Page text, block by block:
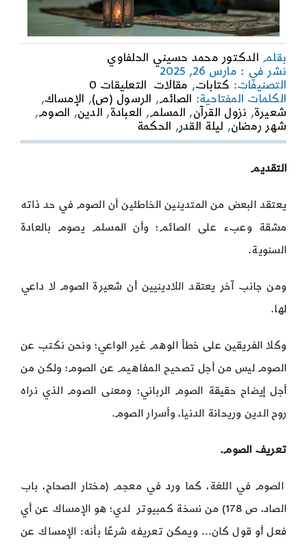
بقلم الدكتور محمد حسيني الحلفاوي
نشر في : مارس 26, 2025
التصنيفات: كتابات, مقالات التعليقات 0
الصوم
روح
وريحانة
الكلمات المفتاحية: الصائم, الرسول (ص), الإمساك,
شعيرة, نزول القرآن, المسلم, العبادة, الدين, الصوم,
شهر رمضان, ليلة القدر, الحكمة
التقديم
يعتقد البعض من المتدينين الخاطئين أن الصوم في حد ذاته
مشقة وعبء على الصائم؛ وأن المسلم يصوم بالعادة
السنوية.
ومن جانب آخر يعتقد اللادينيين أن شعيرة الصوم لا داعي
لها.
وكلا الفريقين على خطأ الوهم غير الواعي؛ ونحن نكتب عن
الصوم ليس من أجل تصحيح المفاهيم عن الصوم؛ ولكن من
أجل إيضاح حقيقة الصوم الرباني؛ ومعنى الصوم الذي نراه
روح الدين وريحانة الدنيا، وأسرار الصوم.
تعريف الصوم.
الصوم في اللغة، كما ورد في معجم (مختار الصحاح، باب
الصاد، ص 178) من نسخة كمبيوتر لدي؛ هو الإمساك عن أي
فعل أو قول كان… ويمكن تعريفه شرعًا بأنه: الإمساك عن